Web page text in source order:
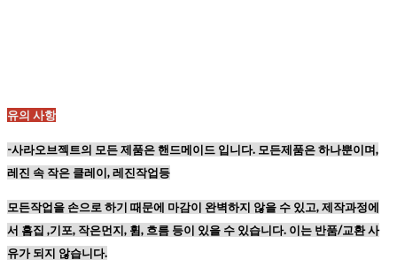
유의 사항
-사라오브젝트의 모든 제품은 핸드메이드 입니다. 모든제품은 하나뿐이며,
레진 속 작은 클레이, 레진작업등
모든작업을 손으로 하기 때문에 마감이 완벽하지 않을 수 있고,제작과정에
서 흠집 ,기포, 작은먼지, 휨, 흐름 등이 있을 수 있습니다. 이는 반품/교환 사
유가 되지 않습니다.